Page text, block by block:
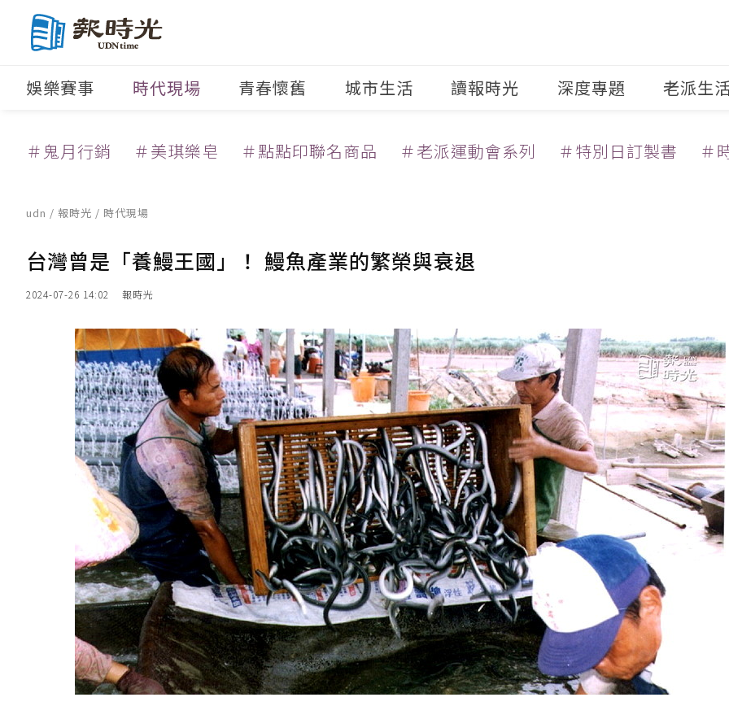
娛樂賽事 時代現場 青春懷舊 城市生活 讀報時光 深度專題 老派生
＃鬼月行銷 ＃美琪樂皂 ＃點點印聯名商品 ＃老派運動會系列 ＃特別日訂製書 ＃
udn / 報時光 / 時代現場
台灣曾是「養鰻王國」！ 鰻魚產業的繁榮與衰退
2024-07-26 14:02 報時光